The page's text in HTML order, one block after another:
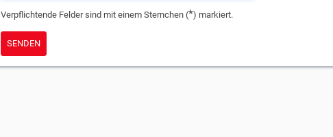
Verpflichtende Felder sind mit einem Sternchen (*) markiert.